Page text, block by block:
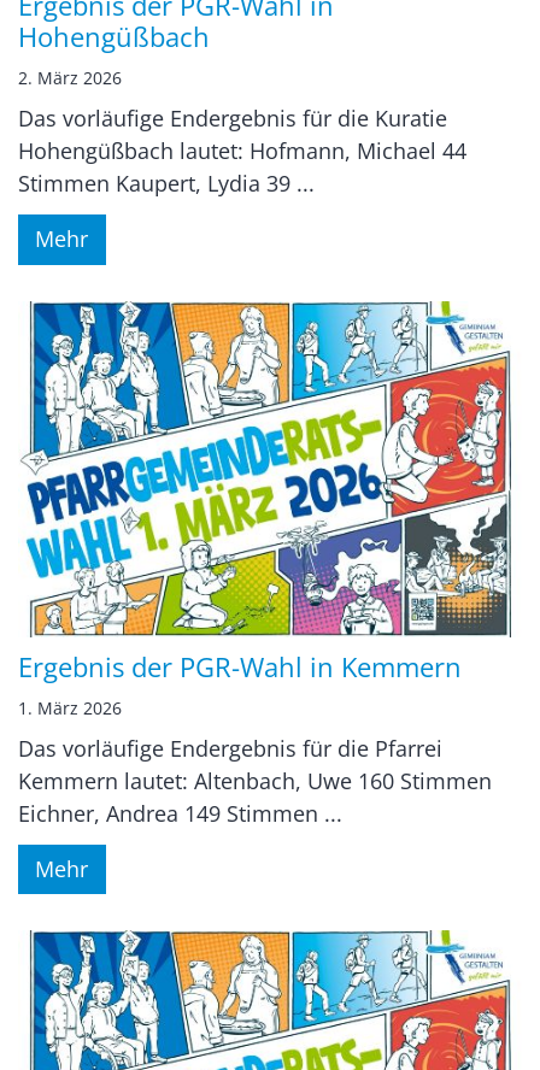
Hohengüßbach
2. März 2026
Das vorläufige Endergebnis für die Kuratie
Hohengüßbach lautet: Hofmann, Michael 44
Stimmen Kaupert, Lydia 39 ...
Mehr
Ergebnis der PGR-Wahl in Kemmern
1. März 2026
Das vorläufige Endergebnis für die Pfarrei
Kemmern lautet: Altenbach, Uwe 160 Stimmen
Eichner, Andrea 149 Stimmen ...
Mehr